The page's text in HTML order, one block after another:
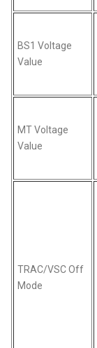
BS1 Voltage
Value
MT Voltage
Value
TRAC/VSC Off
Mode